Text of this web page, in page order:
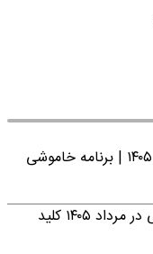
جدول قطعی برق کرمان روز شنبه ۱۷ مرداد ۱۴۰۵ | برنامه خاموشی
خبر فوری؛ افزایش اعتبار کالابرگ الکترونیکی در مرداد ۱۴۰۵ کلید